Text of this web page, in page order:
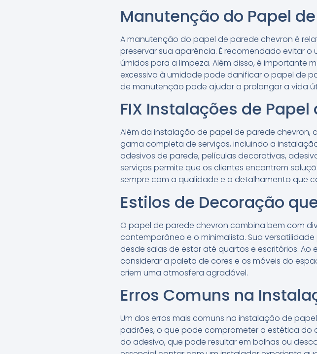
Manutenção do Papel
A manutenção do papel de parede chevron é
preservar sua aparência. É recomendado evitar
úmidos para a limpeza. Além disso, é importante
excessiva à umidade pode danificar o papel de
de manutenção pode ajudar a prolongar a vida
FIX Instalações de
Além da instalação de papel de parede chevron,
gama completa de serviços, incluindo a
adesivos de parede, películas decorativas,
serviços permite que os clientes encontrem
sempre com a qualidade e o detalhamento que
Estilos de Decoração
O papel de parede chevron combina bem com
contemporâneo e o minimalista. Sua
desde salas de estar até quartos e escritórios.
considerar a paleta de cores e os móveis do
criem uma atmosfera agradável.
Erros Comuns na
Um dos erros mais comuns na instalação de
padrões, o que pode comprometer a estética
do adesivo, que pode resultar em bolhas ou